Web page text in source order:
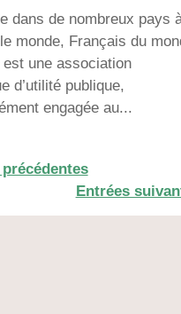
dans de nombreux pays
monde, Français du
est une association
d’utilité publique,
engagée au...
Entrées